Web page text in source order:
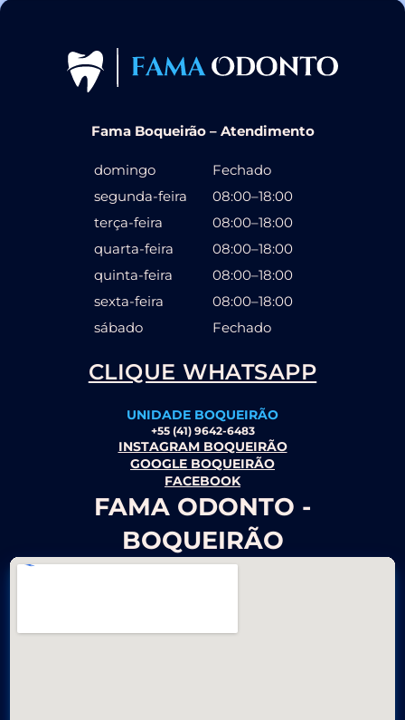
Fama Boqueirão – Atendimento
domingo
Fechado
segunda-feira
08:00–18:00
terça-feira
08:00–18:00
quarta-feira
08:00–18:00
quinta-feira
08:00–18:00
sexta-feira
08:00–18:00
sábado
Fechado
CLIQUE WHATSAPP
UNIDADE BOQUEIRÃO
+55 (41) 9642-6483
INSTAGRAM BOQUEIRÃO
GOOGLE BOQUEIRÃO
FACEBOOK
FAMA ODONTO -
BOQUEIRÃO